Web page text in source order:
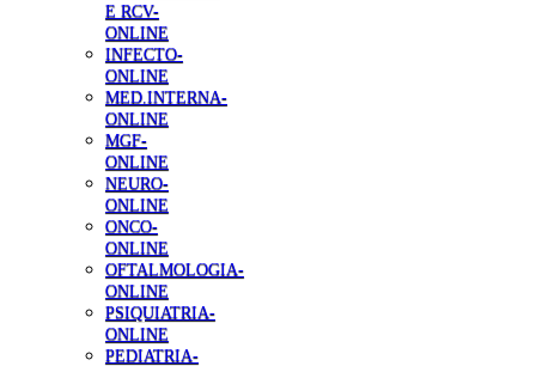
E RCV-
ONLINE
INFECTO-
ONLINE
MED.INTERNA-
ONLINE
MGF-
ONLINE
NEURO-
ONLINE
ONCO-
ONLINE
OFTALMOLOGIA-
ONLINE
PSIQUIATRIA-
ONLINE
PEDIATRIA-